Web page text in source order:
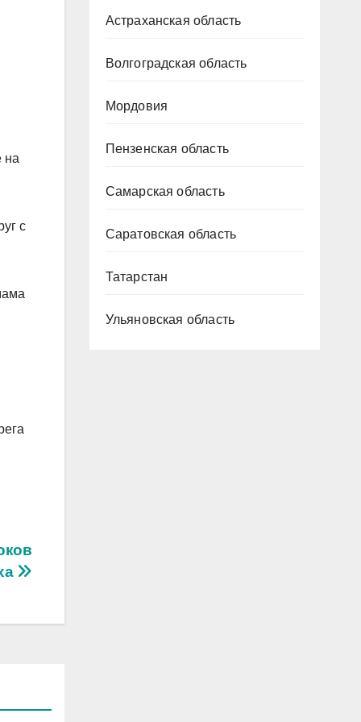
на
с
Астраханская область
Волгоградская область
Мордовия
Пензенская область
Самарская область
Саратовская область
Татарстан
Ульяновская область